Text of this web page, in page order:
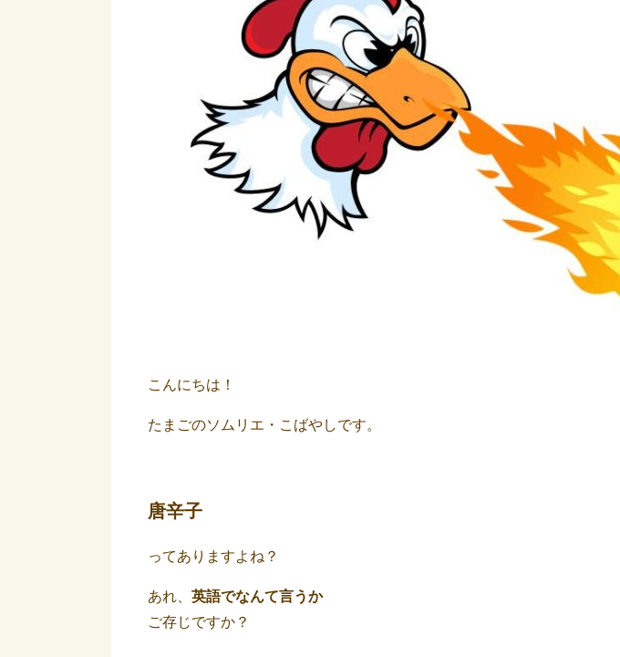
こんにちは！
たまごのソムリエ・こばやしです。
唐辛子
ってありますよね？
あれ、 英語でなんて言うか
ご存じですか？